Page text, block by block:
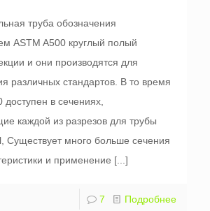
труба обозначения
ASTM A500 круглый полый
и они производятся для
различных стандартов. В то время
доступен в сечениях,
каждой из разрезов для трубы
Существует много больше сечения
и применение [...]
7 Подробнее